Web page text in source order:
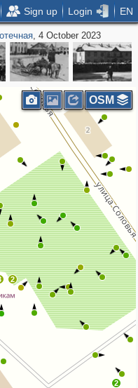
Sign up Login EN
, 4 October 2023
2
2
2
OSM